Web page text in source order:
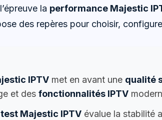
la performance Majestic
des repères pour choisir,
IPTV met en avant une qualité
et des fonctionnalités IPTV
test Majestic IPTV évalue la stabilité